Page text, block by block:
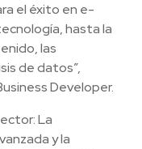
el éxito en e-
hasta la
las
de datos”,
Developer.
La
y la